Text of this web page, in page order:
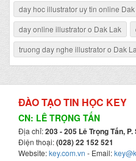
day hoc illustrator uy tin online
day online illustrator o Dak Lak
truong day nghe illustrator o Dak
ĐÀO TẠO TIN HỌC KEY
CN: LÊ TRỌNG TẤN
Địa chỉ:203 - 205 Lê Trọng Tấn,
Điện thoại:(028) 22 152 521
Website:key.com.vn - Email: